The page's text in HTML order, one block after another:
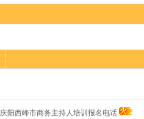
阳西峰市商务主持人培训报名电话